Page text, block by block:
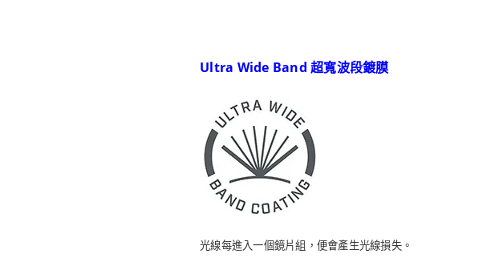
Ultra Wide Band 超寬波段鍍膜
光線每進入一個鏡片組，便會產生光線損失。